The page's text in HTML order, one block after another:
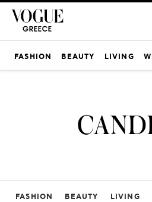
FASHION BEAUTY LIVING
FASHION BEAUTY LIVING